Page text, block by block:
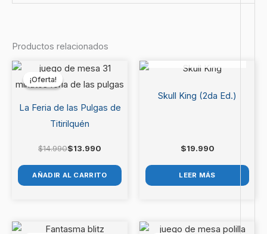
Sé el primero en valorar
“Bohemios”
para publicar una valoración.
Productos relacionados
¡Oferta!
¡Oferta!
La Feria de las Pulgas de
Titirilquén
$14.990
El
original
$14.990.
$13.990
El
actual
$13.990.
AÑADIR AL CARRITO
Skull King (2da Ed.)
$19.990
LEER MÁS
El
El
El
El